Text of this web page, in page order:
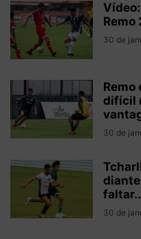
Remo
30 de
Remo
difícil
30 de
diante
30 de